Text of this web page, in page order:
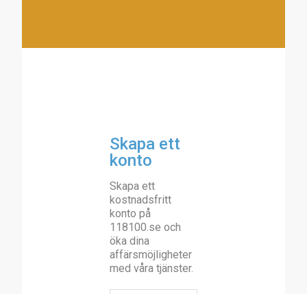
Skapa ett
konto
Skapa ett
kostnadsfritt
konto på
118100.se och
öka dina
affärsmöjligheter
med våra tjänster.